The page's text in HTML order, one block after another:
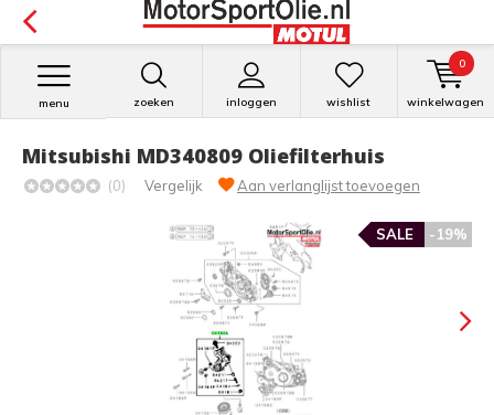
zoeken inloggen
menu wishlist winkelwagen
0
Mitsubishi MD340809 Oliefilterhuis
(0) Vergelijk Aan verlanglijst toevoegen
-19%
SALE